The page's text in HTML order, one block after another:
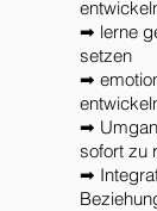
➡ lerne
setzen
➡
➡
sofort zu
➡